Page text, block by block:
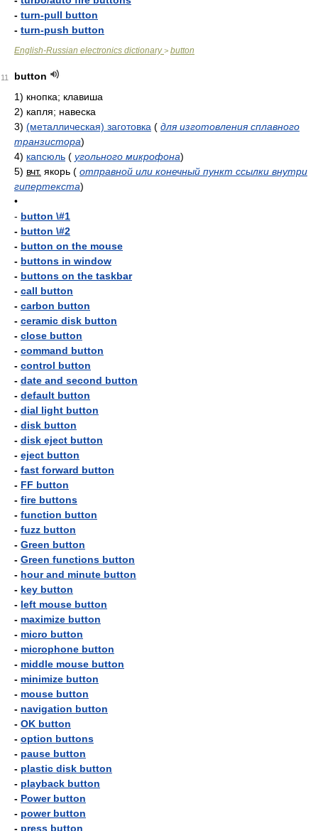
- turn-pull button
- turn-push button
English-Russian electronics dictionary> button
11
button
1) кнопка; клавиша
2) капля; навеска
3) (металлическая) заготовка ( для изготовления сплавного
транзистора)
4) капсюль ( угольного микрофона)
5) вчт. якорь ( отправной или конечный пункт ссылки внутри
гипертекста)
•
- button \#1
- button \#2
- button on the mouse
- buttons in window
- buttons on the taskbar
- call button
- carbon button
- ceramic disk button
- close button
- command button
- control button
- date and second button
- default button
- dial light button
- disk button
- disk eject button
- eject button
- fast forward button
- FF button
- fire buttons
- function button
- fuzz button
- Green button
- Green functions button
- hour and minute button
- key button
- left mouse button
- maximize button
- micro button
- microphone button
- middle mouse button
- minimize button
- mouse button
- navigation button
- OK button
- option buttons
- pause button
- plastic disk button
- playback button
- Power button
- power button
- press button